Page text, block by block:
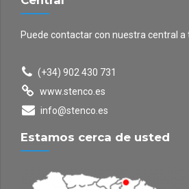
Puede contactar con nuestra central a
(+34) 902 430 731
www.stenco.es
info@stenco.es
Estamos cerca de usted